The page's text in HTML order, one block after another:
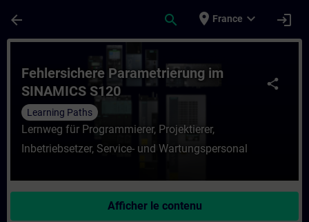
arrow_back search place France expand_more login
Cours - Fehlersichere Parametrierung
share
Fehlersichere Parametrierung im
SINAMICS S120
Learning Paths
Lernweg für Programmierer, Projektierer,
Inbetriebsetzer, Service- und Wartungspersonal
Afficher le contenu